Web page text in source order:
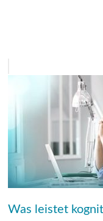
Was leistet